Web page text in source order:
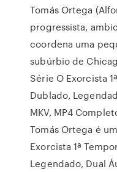
Tomás Ortega
progressista,
coordena uma
subúrbio de
Série O Exorcista
Dublado,
MKV, MP4
Tomás Ortega é
Exorcista 1ª
Legendado, Dual